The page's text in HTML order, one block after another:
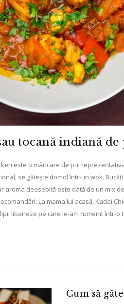
tocană indiană de
este o mâncare de pui
se gătește domol într-un wok.
aroma deosebită este dată de un mix
La mama lui acasă, Kadai
libaneze pe care le-am rumenit într-
Cum să